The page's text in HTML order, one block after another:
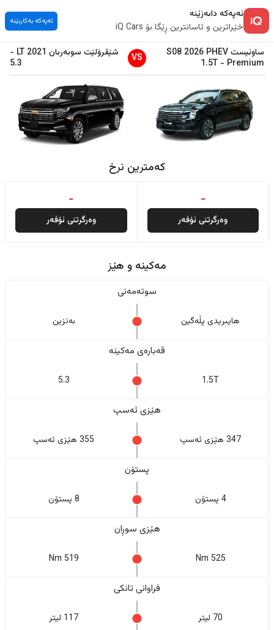
ئەپەکە دابەزێنە
خێراترین و ئاسانترین ڕێگا بۆ iQ Cars
ئەپەکە بەکاربێنە
ساوئیست S08 2026 PHEV
Premium
-
1.5T
VS شێڤرۆلێت سوبەربان 2021
LT
-
5.3
کەمترین نرخ
-
وەرگرتنی ئۆفەر
-
وەرگرتنی ئۆفەر
مەکینە و هێز
سوتەمەنی
هایبریدی پڵەگین بەنزین
قەبارەی مەکینە
1.5T
5.3
هێزی ئەسپ
347 هێزی ئەسپ 355 هێزی ئەسپ
پستۆن
4 پستۆن 8 پستۆن
هێزی سوڕان
525 Nm
519 Nm
فراوانی تانکی
70 لیتر 117 لیتر